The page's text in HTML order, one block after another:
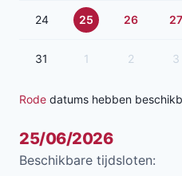
24 25 26 27
31 1 2 3
Rode datums hebben
25/06/2026
Beschikbare tijdsloten: